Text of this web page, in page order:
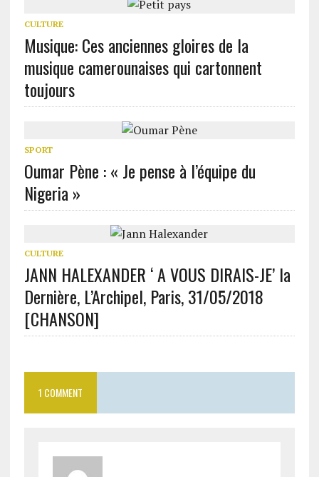
CULTURE
Musique: Ces anciennes gloires de la
musique camerounaises qui cartonnent
toujours
SPORT
Oumar Pène : « Je pense à l’équipe du
Nigeria »
CULTURE
JANN HALEXANDER ‘ A VOUS DIRAIS-JE’ la
Dernière, L’Archipel, Paris, 31/05/2018
[CHANSON]
1 COMMENT